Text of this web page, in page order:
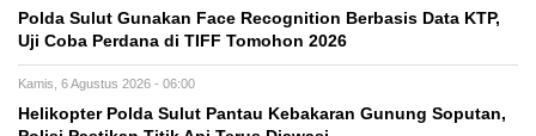
Polda Sulut Gunakan Face Recognition Berbasis Data KTP,
Uji Coba Perdana di TIFF Tomohon 2026
Kamis, 6 Agustus 2026 - 06:00
Helikopter Polda Sulut Pantau Kebakaran Gunung Soputan,